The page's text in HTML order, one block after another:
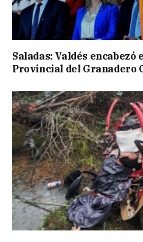
Saladas: Valdés
Provincial del Granadero